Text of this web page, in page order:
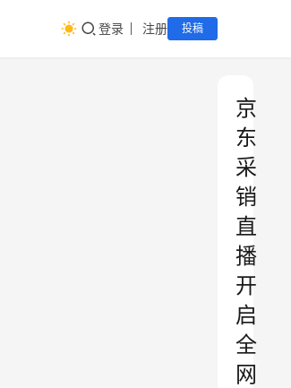
登录 注册 投稿
京
东
采
销
直
播
开
启
全
网